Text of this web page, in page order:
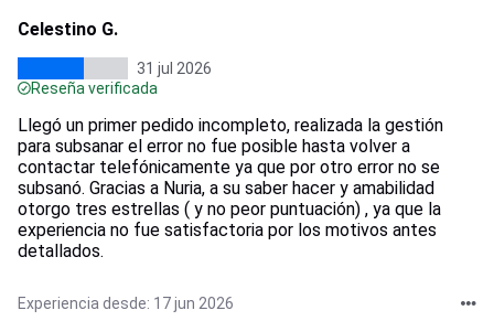
Celestino G.
31 jul 2026
Reseña verificada
Llegó un primer pedido incompleto, realizada la gestión
para subsanar el error no fue posible hasta volver a
contactar telefónicamente ya que por otro error no se
subsanó. Gracias a Nuria, a su saber hacer y amabilidad
otorgo tres estrellas ( y no peor puntuación) , ya que la
experiencia no fue satisfactoria por los motivos antes
detallados.
Experiencia desde: 17 jun 2026